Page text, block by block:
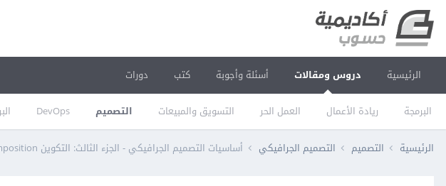
الرئيسية دروس ومقالات
البرمجة ريادة الأعمال العمل الحر التسويق والمبيعات التصميم DevOps
أسئلة وأجوبة كتب دورات
الرئيسية التصميم التصميم الجرافيكي أساسيات التصميم الجرافيكي - الجزء الثالث: التكوين Composition